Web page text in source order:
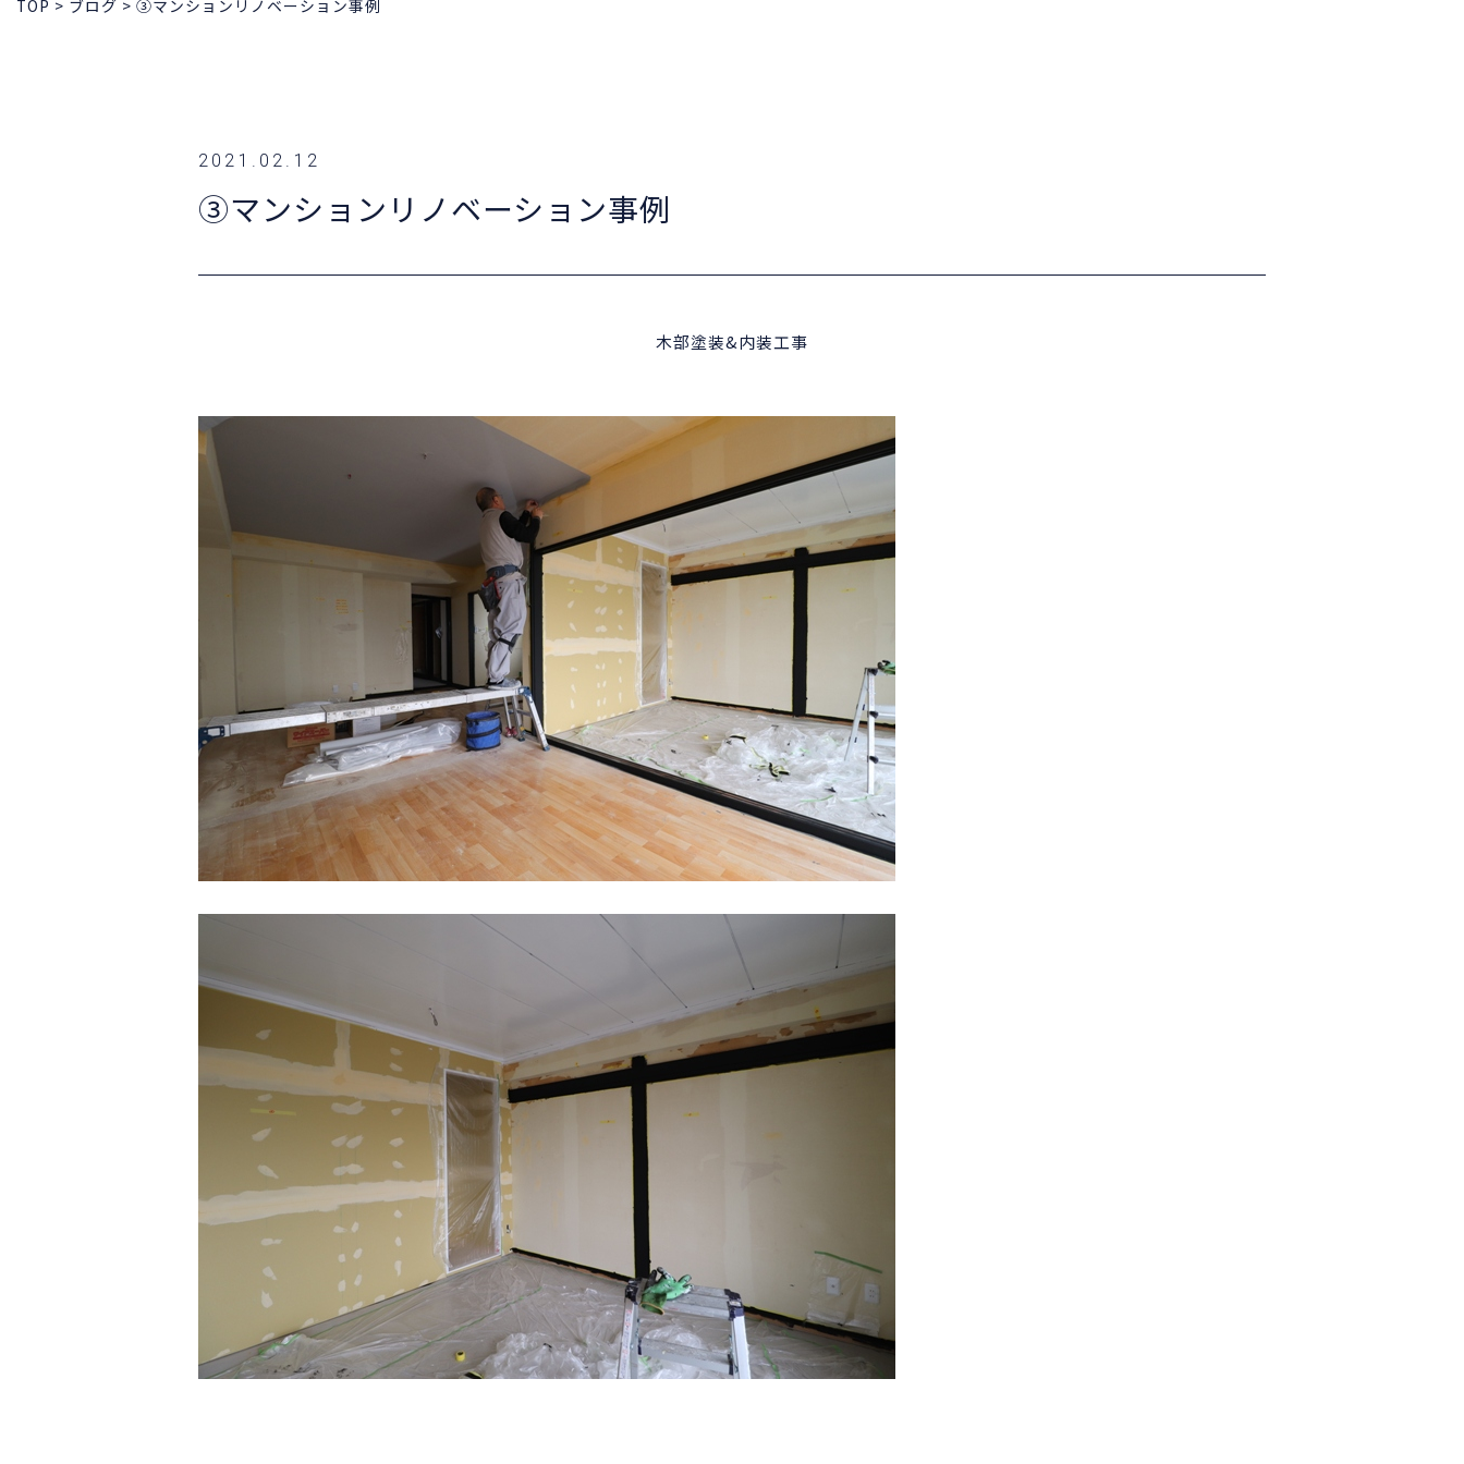
TOP > ブログ > ③マンションリノベーション事例
2021.02.12
③マンションリノベーション事例
木部塗装&内装工事